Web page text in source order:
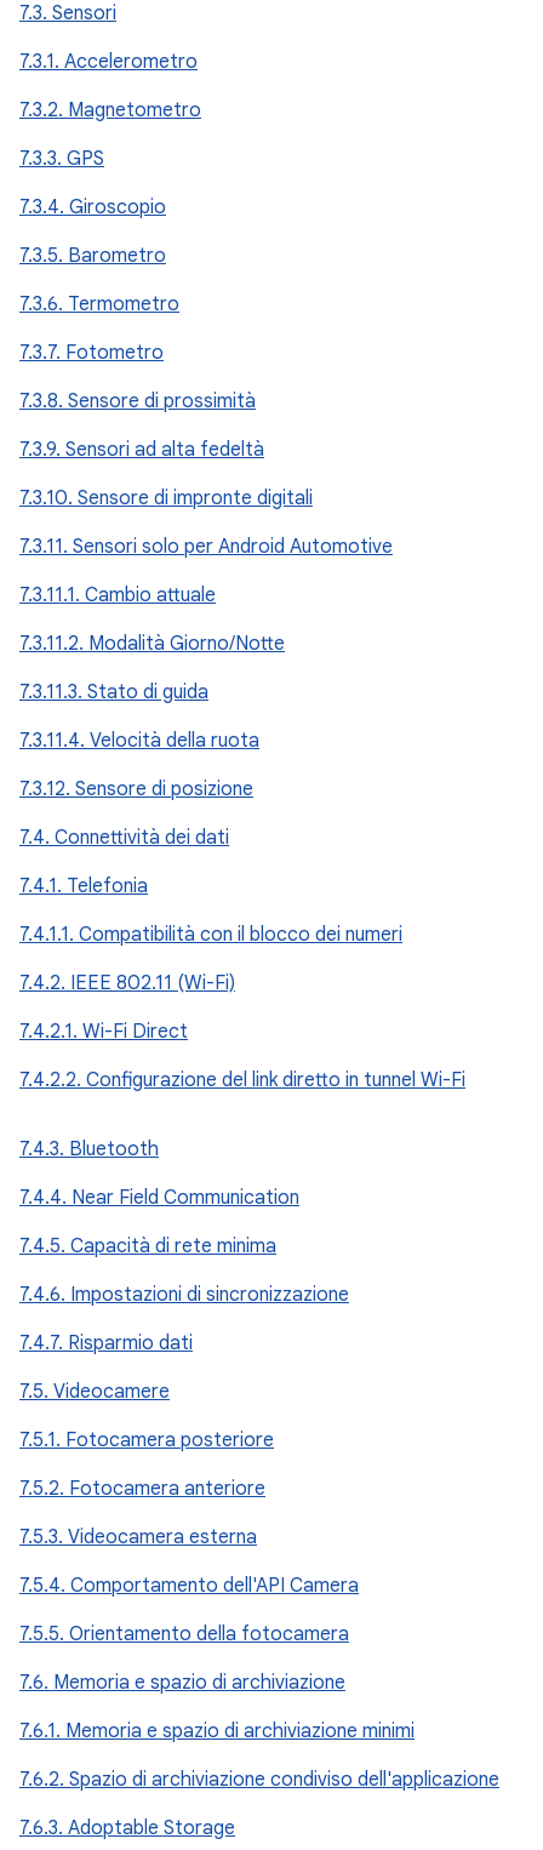
7.3. Sensori
7.3.1. Accelerometro
7.3.2. Magnetometro
7.3.3. GPS
7.3.4. Giroscopio
7.3.5. Barometro
7.3.6. Termometro
7.3.7. Fotometro
7.3.8. Sensore di prossimità
7.3.9. Sensori ad alta fedeltà
7.3.10. Sensore di impronte digitali
7.3.11. Sensori solo per Android Automotive
7.3.11.1. Cambio attuale
7.3.11.2. Modalità Giorno/Notte
7.3.11.3. Stato di guida
7.3.11.4. Velocità della ruota
7.3.12. Sensore di posizione
7.4. Connettività dei dati
7.4.1. Telefonia
7.4.1.1. Compatibilità con il blocco dei numeri
7.4.2. IEEE 802.11 (Wi-Fi)
7.4.2.1. Wi-Fi Direct
7.4.2.2. Configurazione del link diretto in tunnel Wi-Fi
7.4.3. Bluetooth
7.4.4. Near Field Communication
7.4.5. Capacità di rete minima
7.4.6. Impostazioni di sincronizzazione
7.4.7. Risparmio dati
7.5. Videocamere
7.5.1. Fotocamera posteriore
7.5.2. Fotocamera anteriore
7.5.3. Videocamera esterna
7.5.4. Comportamento dell'API Camera
7.5.5. Orientamento della fotocamera
7.6. Memoria e spazio di archiviazione
7.6.1. Memoria e spazio di archiviazione minimi
7.6.2. Spazio di archiviazione condiviso dell'applicazione
7.6.3. Adoptable Storage